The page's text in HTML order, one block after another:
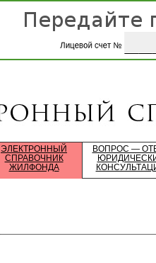
ЭЛЕКТРОННЫЙ
СПРАВОЧНИК
ЖИЛФОНДА
ВОПРОС —